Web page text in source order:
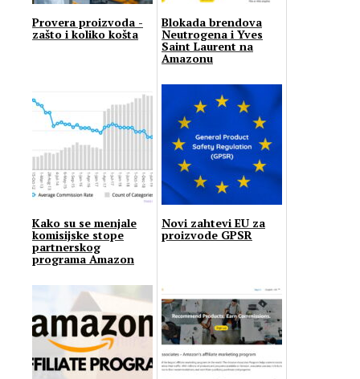
Provera proizvoda -
zašto i koliko košta
Blokada brendova
Neutrogena i Yves
Saint Laurent na
Amazonu
Kako su se menjale
komisijske stope
partnerskog
programa Amazon
Novi zahtevi EU za
proizvode GPSR